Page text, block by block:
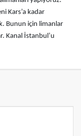
Kars’a kadar
Bunun için limanlar
Kanal İstanbul’u